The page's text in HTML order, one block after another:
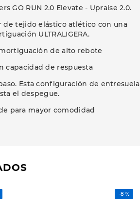
GO RUN 2.0 Elevate - Upraise 2.0.
de tejido elástico atlético con una
ULTRALIGERA.
de alto rebote
capacidad de respuesta
Esta configuración de entresuela
el despegue.
para mayor comodidad
-8 %